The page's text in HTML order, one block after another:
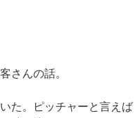
さんの話。
た。ピッチャーと言えば